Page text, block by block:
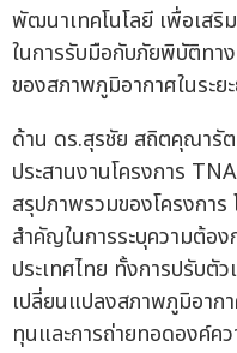
พัฒนาเทคโนโลยี เพื่อเสริ
ในการรับมือกับภัยพิบัติทา
ของสภาพภูมิอากาศในระย
ด้าน ดร.สุรชัย สถิตคุณารั
ประสานงานโครงการ
สรุปภาพรวมของโครงการ
สำคัญในการระบุความต้อง
ประเทศไทย ทั้งการปรับตั
เปลี่ยนแปลงสภาพภูมิอาก
ทุนและการถ่ายทอดองค์คว